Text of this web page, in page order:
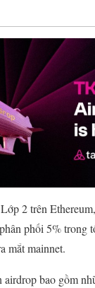
2 trên
phối 5% trong
mắt mainnet.
bao gồm